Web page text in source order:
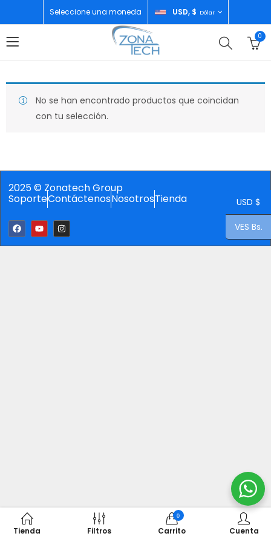
Seleccione una moneda USD, $ Dólar
0
No se han encontrado productos que coincidan
con tu selección.
2025 © Zonatech Group
SoporteContáctenosNosotrosTienda
Tienda Filtros
0
Carrito Cuenta
USD $
VES Bs.